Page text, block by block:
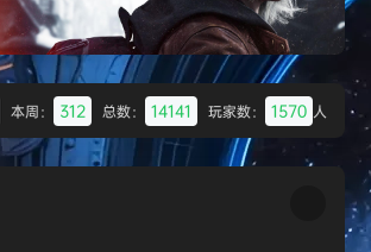
生化危机9：安魂曲（Resident Evil
Requiem）免安装中文版
本周： 312 总数： 14141 玩家数： 1570 人